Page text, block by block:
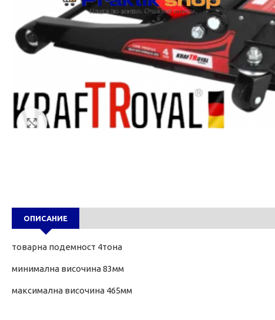
ОПИСАНИЕ
товарна подемност 4тона
минимална височина 83мм
максимална височина 465мм